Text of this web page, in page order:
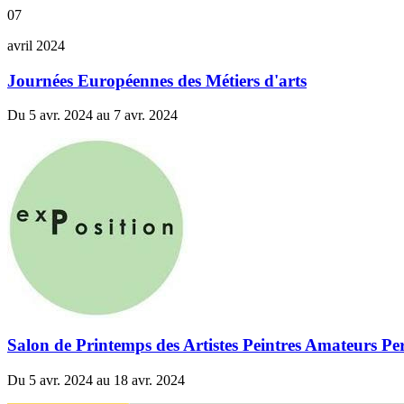
07
avril 2024
Journées Européennes des Métiers d'arts
Du 5 avr. 2024 au 7 avr. 2024
Salon de Printemps des Artistes Peintres Amateurs
Du 5 avr. 2024 au 18 avr. 2024